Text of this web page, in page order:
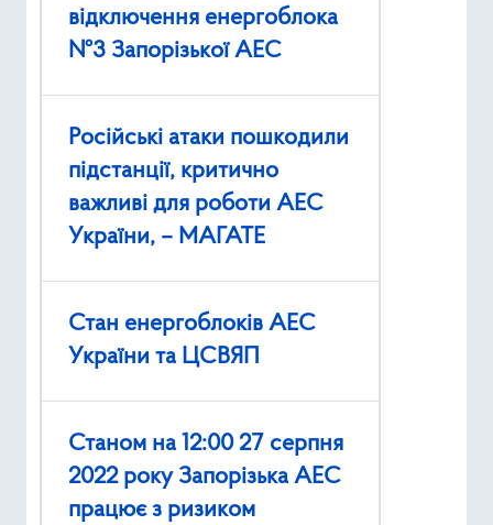
відключення енергоблока
№3 Запорізької АЕС
Російські атаки пошкодили
підстанції, критично
важливі для роботи АЕС
України, – МАГАТЕ
Стан енергоблоків АЕС
України та ЦСВЯП
Станом на 12:00 27 серпня
2022 року Запорізька АЕС
працює з ризиком